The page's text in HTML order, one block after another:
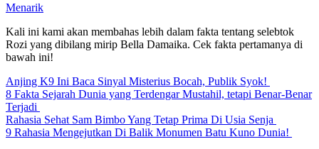
Menarik
Kali ini kami akan membahas lebih dalam fakta tentang selebtok
Rozi yang dibilang mirip Bella Damaika. Cek fakta pertamanya di
bawah ini!
Anjing K9 Ini Baca Sinyal Misterius Bocah, Publik Syok!
8 Fakta Sejarah Dunia yang Terdengar Mustahil, tetapi Benar-Benar
Terjadi
Rahasia Sehat Sam Bimbo Yang Tetap Prima Di Usia Senja
9 Rahasia Mengejutkan Di Balik Monumen Batu Kuno Dunia!